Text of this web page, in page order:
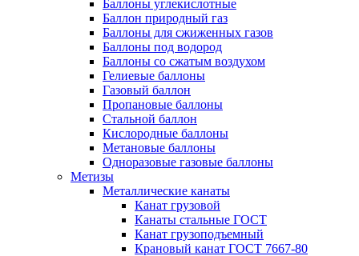
Баллоны углекислотные
Баллон природный газ
Баллоны для сжиженных газов
Баллоны под водород
Баллоны со сжатым воздухом
Гелиевые баллоны
Газовый баллон
Пропановые баллоны
Стальной баллон
Кислородные баллоны
Метановые баллоны
Одноразовые газовые баллоны
Метизы
Металлические канаты
Канат грузовой
Канаты стальные ГОСТ
Канат грузоподъемный
Крановый канат ГОСТ 7667-80